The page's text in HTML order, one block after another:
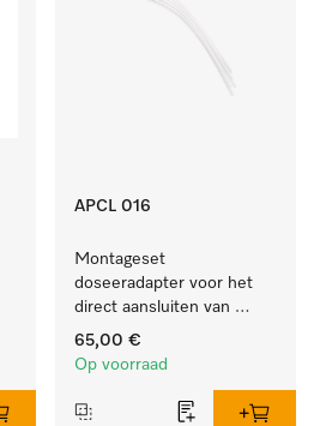
APCL 016
Montageset
doseeradapter voor het
direct aansluiten van
doseerpompen.
65,00 €
Op voorraad